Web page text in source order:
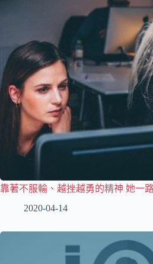
靠著不服輸、越挫越勇的精神 她一
2020-04-14